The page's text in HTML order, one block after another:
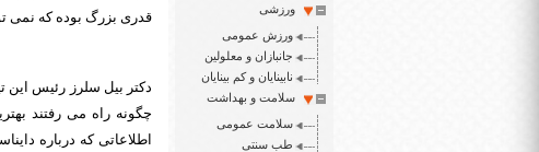
ورزشی
ورزش عمومی
جانبازان و معلولین
نابینایان و کم بینایان
سلامت و بهداشت
سلامت عمومی
طب سنتی
قدری بزرگ بوده که نمی
دکتر بیل سلرز رئیس این
چگونه راه می رفتند
اطلاعاتی که درباره